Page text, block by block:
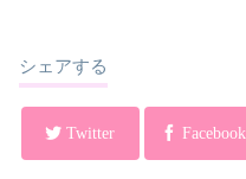
シェアする
Twitter Facebook